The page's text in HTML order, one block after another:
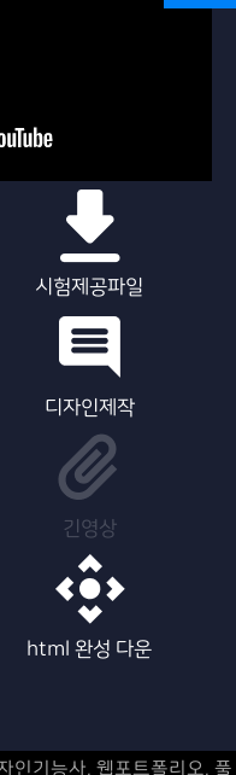
시험제공파일
디자인제작
긴영상
html 완성 다운
인기능사, 웹포트폴리오, 풀